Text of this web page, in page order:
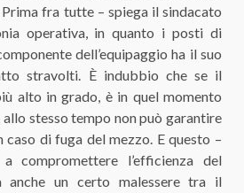
Prima fra tutte – spiega il sindacato
operativa, in quanto i posti di
dell’equipaggio ha il suo
stravolti. È indubbio che se il
alto in grado, è in quel momento
stesso tempo non può garantire
di fuga del mezzo. E questo –
compromettere l’efficienza del
anche un certo malessere tra il